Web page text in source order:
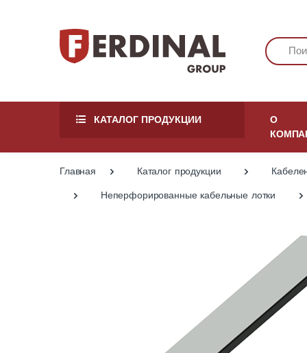
КАТАЛОГ ПРОДУКЦИИ
О
Главная Каталог продукции
Неперфорированные кабельные лотки